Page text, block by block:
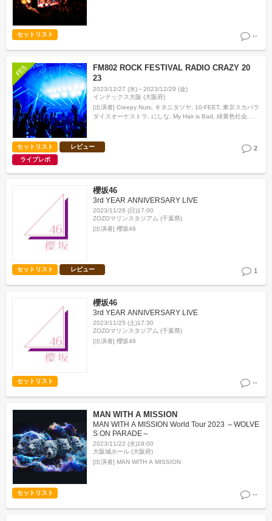
セットリスト --
FM802 ROCK FESTIVAL RADIO CRAZY 20
23
2023/12/27 (水)～2023/12/29 (金)
インテックス大阪 (大阪府)
[出演者] Creepy Nuts, キタニタツヤ, 10-FEET, 東京スカパラ
ダイスオーケストラ, にしな, My Hair is Bad, 緑黄色社会, ヨ
セットリスト
レビュー
ライブレポ
2
櫻坂46
3rd YEAR ANNIVERSARY LIVE
2023/11/26 (日)17:00
ZOZOマリンスタジアム (千葉県)
[出演者] 櫻坂46
セットリスト レビュー 1
櫻坂46
3rd YEAR ANNIVERSARY LIVE
2023/11/25 (土)17:30
ZOZOマリンスタジアム (千葉県)
[出演者] 櫻坂46
セットリスト --
MAN WITH A MISSION
MAN WITH A MISSION World Tour 2023 ～WOLVE
S ON PARADE～
2023/11/22 (水)19:00
大阪城ホール (大阪府)
[出演者] MAN WITH A MISSION
セットリスト --